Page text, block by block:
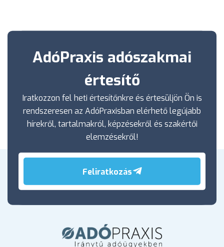
AdóPraxis adószakmai
értesítő
Iratkozzon fel heti értesítőnkre és értesüljön Ön is
rendszeresen az AdóPraxisban elérhető legújabb
hírekről, tartalmakról, képzésekről és szakértői
elemzésekről!
Feliratkozás